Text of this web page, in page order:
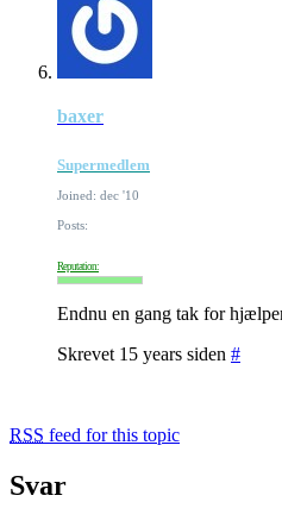
baxer
Supermedlem
Joined: dec '10
Posts:
Reputation:
Endnu en gang tak for
Skrevet 15 years siden #
RSS feed for this topic
Svar